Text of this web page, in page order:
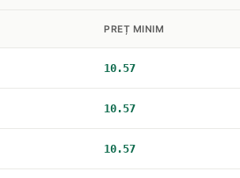
PREȚ MINIM
10.57
10.57
10.57